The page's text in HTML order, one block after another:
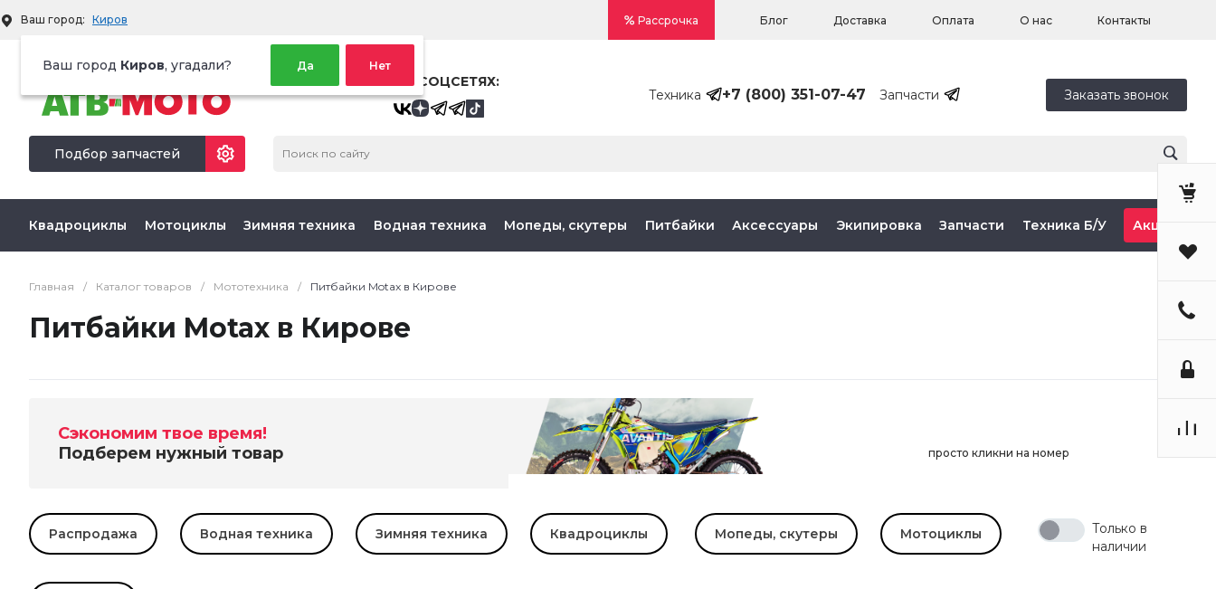
Ваш город: Киров
Ваш город Киров, угадали? Да Нет
Рассрочка Блог Доставка Оплата О нас Контакты
Территория активного отдыха
МЫ В СОЦСЕТЯХ:
Техника
+7 (800) 351-07-47 Запчасти Заказать звонок
Подбор запчастей
Квадроциклы Мотоциклы Зимняя техника Водная техника Мопеды, скутеры Питбайки Аксессуары Экипировка Запчасти Техника Б/У Акции
Главная / Каталог товаров / Мототехника / Питбайки Motax в Кирове
Питбайки Motax в Кирове
Сэкономим твое время!
Подберем нужный товар
просто кликни на номер
Распродажа Водная техника Зимняя техника Квадроциклы Мопеды, скутеры Мотоциклы
Только в
наличии